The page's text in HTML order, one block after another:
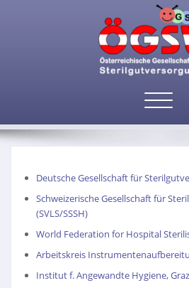
Toggle
Links
Deutsche Gesellschaft für
Schweizerische Gesellschaft für
(SVLS/SSSH)
World Federation for Hospital
Arbeitskreis
Institut f. Angewandte Hygiene, Graz